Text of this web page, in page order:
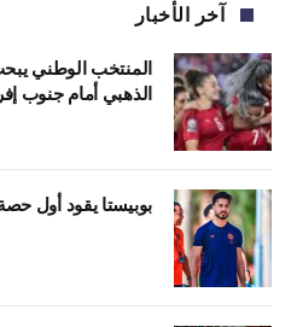
آخر الأخبار
المنتخب الوطني
الذهبي أمام جنوب
بوبيستا يقود أول